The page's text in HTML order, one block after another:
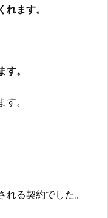
ます。
。
。
る契約でした。